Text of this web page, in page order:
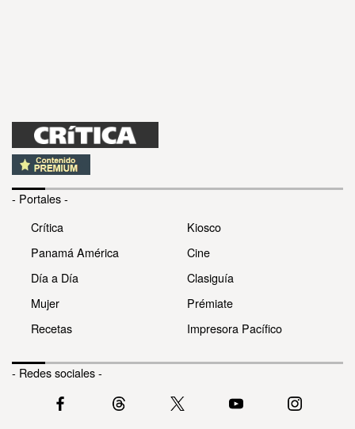
- Portales -
Crítica
Panamá América
Día a Día
Mujer
Recetas
Kiosco
Cine
Clasiguía
Prémiate
Impresora Pacífico
- Redes sociales -